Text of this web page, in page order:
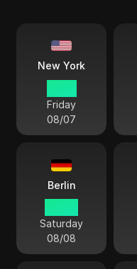
New York
Friday
08/07
Berlin
Saturday
08/08